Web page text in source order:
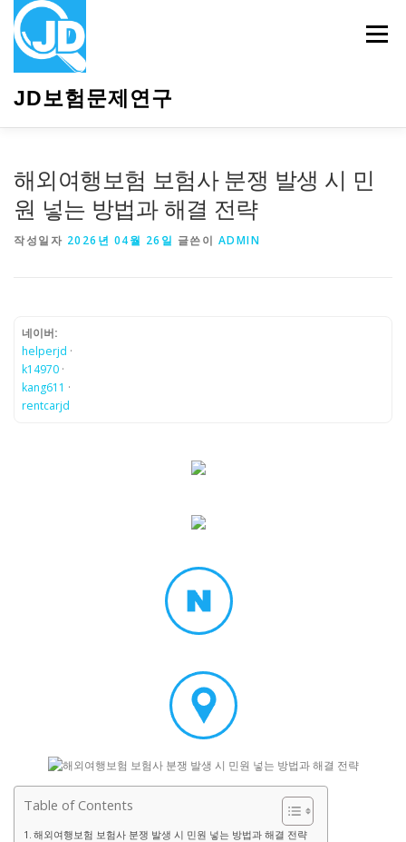
JD보험문제연구
메뉴
해외여행보험 보험사 분쟁 발생 시 민
원 넣는 방법과 해결 전략
작성일자 2026년 04월 26일 글쓴이 ADMIN
네이버:
helperjd ·
k14970 ·
kang611 ·
rentcarjd
Table of Contents
해외여행보험 보험사 분쟁 발생 시 민원 넣는 방법과 해결 전략